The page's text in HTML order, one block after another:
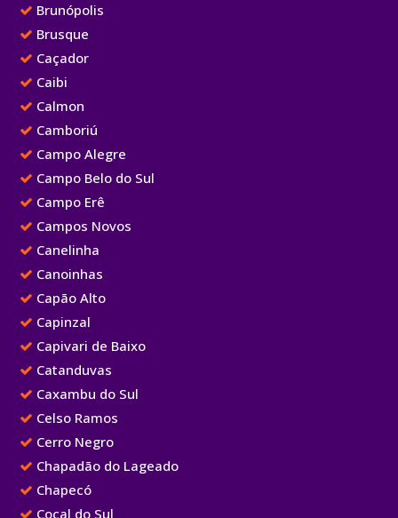
Brunópolis
Brusque
Caçador
Caibi
Calmon
Camboriú
Campo Alegre
Campo Belo do Sul
Campo Erê
Campos Novos
Canelinha
Canoinhas
Capão Alto
Capinzal
Capivari de Baixo
Catanduvas
Caxambu do Sul
Celso Ramos
Cerro Negro
Chapadão do Lageado
Chapecó
Cocal do Sul